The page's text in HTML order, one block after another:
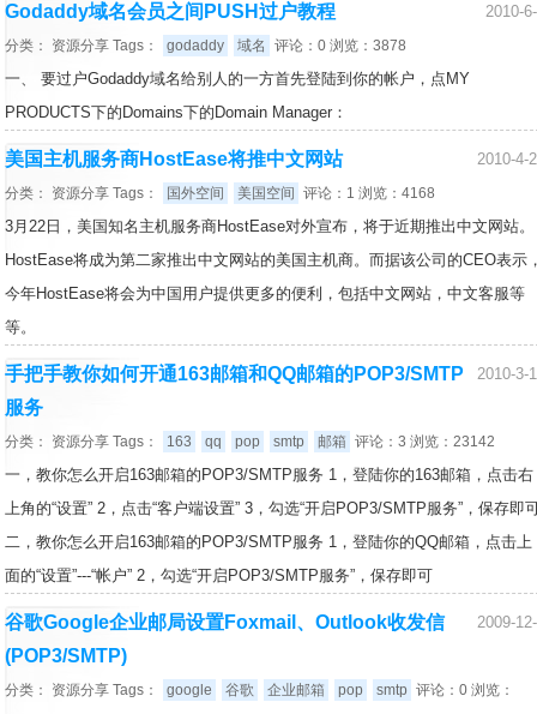
2010-
Godaddy域名会员之间PUSH过户教程
分类： 资源分享 Tags： godaddy 域名 评论：0 浏览：3878
一、 要过户Godaddy域名给别人的一方首先登陆到你的帐户，点MY
PRODUCTS下的Domains下的Domain Manager：
2010-4-
美国主机服务商HostEase将推中文网站
分类： 资源分享 Tags： 国外空间 美国空间 评论：1 浏览：4168
3月22日，美国知名主机服务商HostEase对外宣布，将于近期推出中文网站。
HostEase将成为第二家推出中文网站的美国主机商。而据该公司的CEO表示
今年HostEase将会为中国用户提供更多的便利，包括中文网站，中文客服等
等。
2010-3-
手把手教你如何开通163邮箱和QQ邮箱的POP3/SMTP
服务
分类： 资源分享 Tags： 163 qq pop smtp 邮箱 评论：3 浏览：23142
一，教你怎么开启163邮箱的POP3/SMTP服务 1，登陆你的163邮箱，点击右
上角的“设置” 2，点击“客户端设置” 3，勾选“开启POP3/SMTP服务”，保存即
二，教你怎么开启163邮箱的POP3/SMTP服务 1，登陆你的QQ邮箱，点击上
面的“设置”---“帐户” 2，勾选“开启POP3/SMTP服务”，保存即可
2009-
谷歌Google企业邮局设置Foxmail、Outlook收发信
(POP3/SMTP)
分类： 资源分享 Tags： google 谷歌 企业邮箱 pop smtp 评论：0 浏览：